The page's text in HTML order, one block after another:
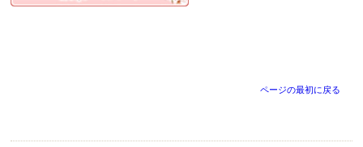
ページの最初に戻る